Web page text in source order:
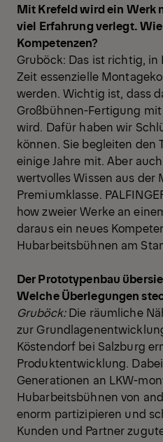
Mit Krefeld wird ein Werk
viel Erfahrung verlegt.
Kompetenzen?
Gruböck: Das ist richtig,
Zeit essenzielle
werden. Wichtig ist, dass
Großbühnen-Fertigung
wird. Dafür haben wir
können. Sie begleiten den
einige Jahre mit. Aber
wertvolles Wissen aus der
Premiumklasse.
how zweier Werke an
daraus ein neues
Hubarbeitsbühnen am
Der Prototypenbau
Welche Überlegungen
Gruböck:Die räumliche
zur
Köstendorf bei Salzburg
Produktentwicklung.
Generationen an LKW-
Hubarbeitsbühnen von
enorm partizipieren und
Kunden und Partner